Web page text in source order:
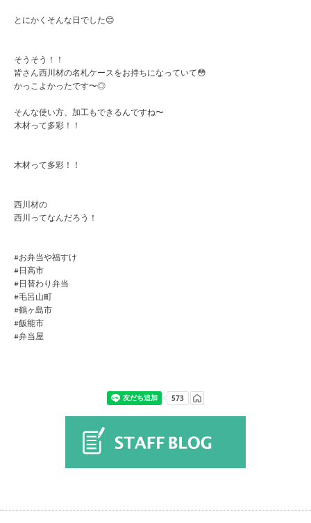
とにかくそんな日でした😊
そうそう！！
皆さん西川材の名札ケースをお持ちになっていて😳
かっこよかったです〜◎
そんな使い方、加工もできるんですね〜
木材って多彩！！
木材って多彩！！
西川材の
西川ってなんだろう！
#お弁当や福すけ
#日高市
#日替わり弁当
#毛呂山町
#鶴ヶ島市
#飯能市
#弁当屋